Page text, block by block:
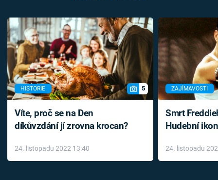
HISTORIE 5
Víte, proč se na Den
díkůvzdání jí zrovna krocan?
24. listopadu 2022 13:40
ZAJÍMAVOSTI
Smrt
Hudební
léky
24. listopadu